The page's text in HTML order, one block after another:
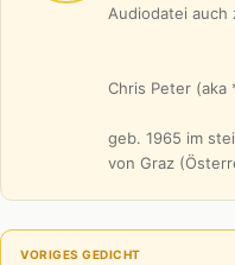
Audiodatei auch
Chris Peter (aka
geb. 1965 im
von Graz
VORIGES GEDICHT